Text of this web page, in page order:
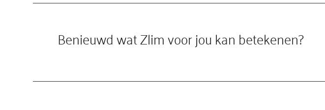
Benieuwd wat Zlim voor jou kan betekenen?